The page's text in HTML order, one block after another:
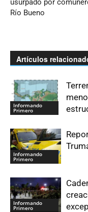
usurpado por
Río Bueno
Artículos
Informando
Primero
Informando
Primero
Informando
Primero